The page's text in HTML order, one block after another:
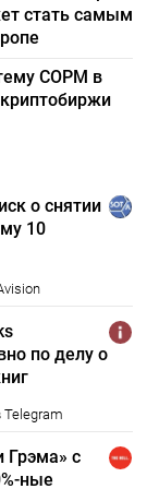
стать самым
СОРМ в